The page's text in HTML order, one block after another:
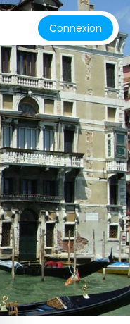
Connexion